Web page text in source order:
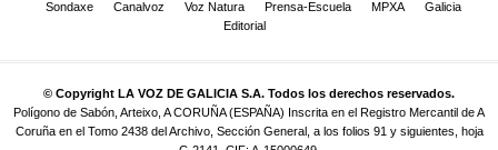
Sondaxe
Canalvoz Voz Natura Prensa-Escuela MPXA
Galicia
Editorial
© Copyright LA VOZ DE GALICIA S.A. Todos los derechos reservados.
Polígono de Sabón, Arteixo, A CORUÑA (ESPAÑA) Inscrita en el Registro Mercantil de A
Coruña en el Tomo 2438 del Archivo, Sección General, a los folios 91 y siguientes, hoja